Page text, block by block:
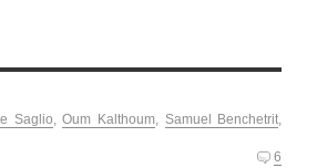
Saglio ,Oum Kalthoum, Samuel Benchetrit
6